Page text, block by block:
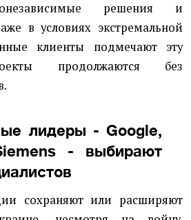
решения и
в условиях экстремальной
клиенты подмечают эту
продолжаются без
лидеры - Google,
- выбирают
сохраняют или расширяют